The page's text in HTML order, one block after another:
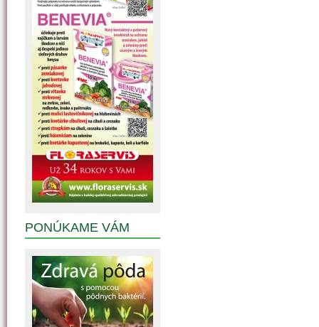
PONÚKAME VÁM